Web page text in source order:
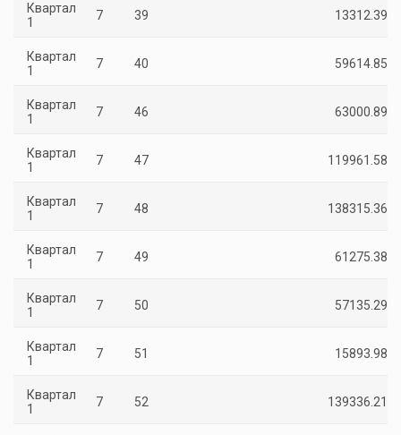
Квартал
1
7 39 13312.39
Квартал
1
7 40 59614.85
Квартал
1
7 46 63000.89
Квартал
1
7 47 119961.58
Квартал
1
7 48 138315.36
Квартал
1
7 49 61275.38
Квартал
1
7 50 57135.29
Квартал
1
7 51 15893.98
Квартал
1
7 52 139336.21